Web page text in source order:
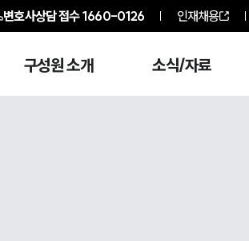
변호사상담 접수1660-0126 인재채용
구성원 소개 소식/자료